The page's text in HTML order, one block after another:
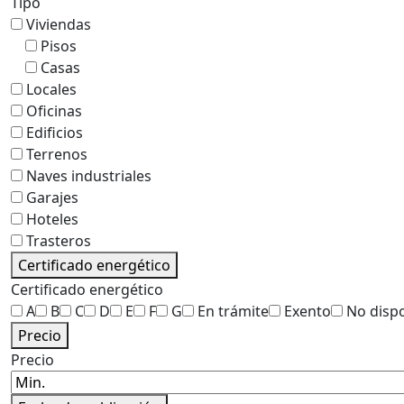
Viviendas
Pisos
Casas
Locales
Oficinas
Edificios
Terrenos
Naves industriales
Garajes
Hoteles
Trasteros
Certificado energético
Certificado energético
A
B C D E F G En trámite Exento
No
Precio
Precio